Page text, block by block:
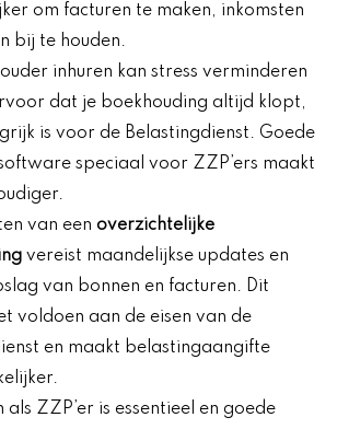
om facturen te maken, inkomsten
bij te houden.
inhuren kan stress verminderen
dat je boekhouding altijd klopt,
is voor de Belastingdienst. Goede
speciaal voor ZZP’ers maakt
van een overzichtelijke
vereist maandelijkse updates en
van bonnen en facturen. Dit
voldoen aan de eisen van de
en maakt belastingaangifte
als ZZP’er is essentieel en goede